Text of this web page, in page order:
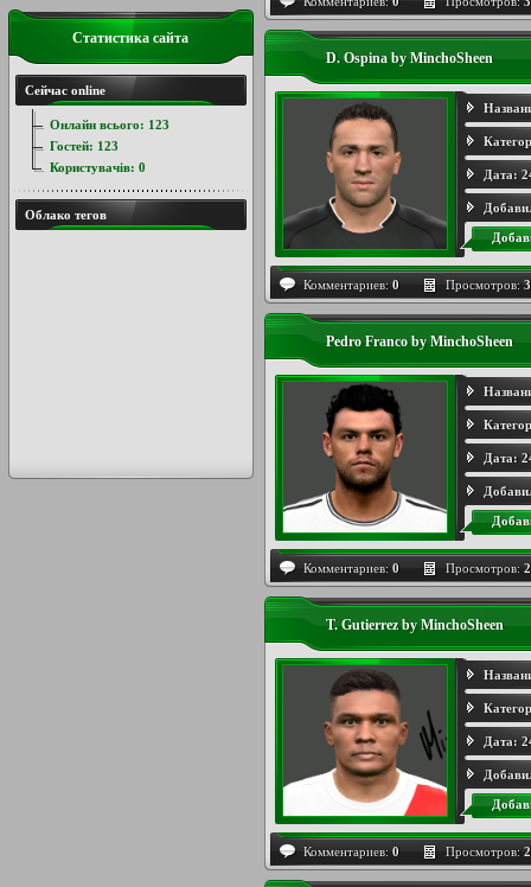
D. Ospina by MinchoSheen
Дата:
Комментариев: 0 Просмотров:
Pedro Franco by MinchoSheen
Дата:
Комментариев: 0 Просмотров:
T. Gutierrez by MinchoSheen
Дата:
Комментариев: 0 Просмотров:
Статистика сайта
Сейчас online
Онлайн всього: 123
Гостей: 123
Користувачів: 0
Облако тегов